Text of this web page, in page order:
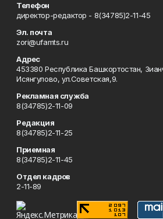
Телефон
директор-редактор - 8(34785)2-11-45
Эл. почта
zori@ufamts.ru
Адрес
453380 Республика Башкортостан,
Исянгулово, ул.Советская,9.
Рекламная служба
8(34785)2-11-09
Редакция
8(34785)2-11-25
Приемная
8(34785)2-11-45
Отдел кадров
2-11-89